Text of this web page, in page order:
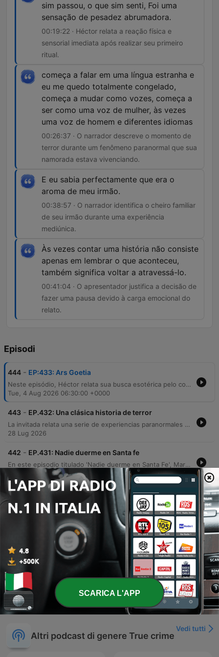
sim passou, o que sim senti, Foi uma
sensação de pesadez abrumadora.
00:19:22 · Héctor relata a reação física e
sensorial imediata após realizar seu primeiro
ritual.
começa a falar em uma língua estranha e
eu me quedo totalmente congelado,
começa a mudar como vozes, começa a
ser como uma voz de mulher, às vezes
uma voz de homem e diferentes idiomas
00:26:37 · O narrador descreve o momento de
terror durante um fenômeno paranormal que sua
namorada estava vivenciando.
E eu sabia perfectamente que era o
aroma de meu irmão.
00:38:57 · O narrador identifica o cheiro familiar
de seu irmão durante uma experiência
mediúnica.
Às vezes contar uma história não consiste
apenas em lembrar o que aconteceu,
também significa voltar a atravessá-lo.
00:41:04 · O apresentador justifica a decisão de
fazer uma pausa devido à carga emocional do
relato.
Episodi
444 - EP:433: Ars Goetia
Neste episódio, Héctor relata sua busca esotérica pelo contato com o irmão falecido através do estudo da Ars Goetia e rituais de invocação. Ele descreve experiências sobrenaturais intensas, incluindo fenômenos paranormais que afetaram sua namorada e um reencontro sensorial com o aroma de seu irmão durante uma meditação. A narrativa culmina em um momento de tensão ao ouvir batidas misteriosas em sua porta, levando os apresentadores a interromper o relato para respeitar a carga emocional do convidado.
Tue, 4 Aug 2026 06:30:00 +0000
443 - EP.432: Una clásica historia de terror
La invitada relata una serie de experiencias paranormales vividas en una casa de fin de semana en Guacalera, Jujuy, que abarcan desde su infancia hasta la edad adulta. Describe sucesos inexplicables como presencias oscuras, ruidos y fenómenos con el agua, culminando en un episodio de terror donde una amiga sufre un ataque físico por parte de una entidad. Tras enfrentar situaciones de aislamiento y agresiones físicas, la narradora relata cómo decidió confrontar a la entidad, a la que identifica como Mohamed, para establecer una convivencia pacífica. El episodio también explora otras historias sobrenaturales del norte de Jujuy y reflexiona sobre el aprendizaje de gestionar la sensibilidad espiritual.
28 Lug 2026
442 - EP.431: Nadie duerme en Santa fe
En este episodio titulado 'Nadie duerme en Santa Fe', Martín Echevarría presenta los relatos de Emilia y Maya sobre experiencias paranormales. Emilia comparte sucesos inquietantes ocurridos en su pueblo natal, Ceres, relacionados con presencias extrañas y encuentros tras el fallecimiento de sus abuelos. Por su parte, Maya relata sucesos inexplicables vividos en Santa Fe, incluyendo presencias visuales, ataques físicos y una visita a una curandera. El episodio explora también episodios de parálisis del sueño, lesiones físicas inexplicables y la presencia de acompañantes espirituales.
21 Lug 2026
441 - EP.430: El diablo vestido de niña
Neste episódio, Martim Echevarria apresenta o relato de Joaquina sobre experiências paranormais em sua casa na Argentina, detalhando manifestações como figuras misteriosas e objetos com comportamentos inexplicáveis. A narrativa explora também presenças de entidades infantis, alterações na realidade física e fenômenos que afetaram seus familiares. A discussão aborda a natureza do medo e as dificuldades de compreender fenômenos que não possuem uma explicação lógica, encerrando com uma reflexão sobre como o desconhecido pode se manifestar de formas inesperadas.
14 Lug 2026
EP.429: Los malditos Figueroa
Rosa relata la historia de su familia en Argentina, marcada por una supuesta maldición derivada de las acciones de su abuelo, quien profanó un cementerio para construir su riqueza. La narración describe sucesos paranormales, muertes trágicas y la herencia de capacidades psíquicas que Rosa ha experimentado desde su infancia. La conversación profundiza en experiencias paranormales de su niñez, incluyendo el encuentro con un niño fallecido y un ataque físico por parte de una presencia oscura. El episodio concluye con la revelación de que Rosa es médium y una reflexión sobre la carga de estas experiencias generacionales.
Tue, 7 Jul 2026 06:30:00 +0000
Altri podcast di genere True crime
Vedi tutti
SCARICA L'APP